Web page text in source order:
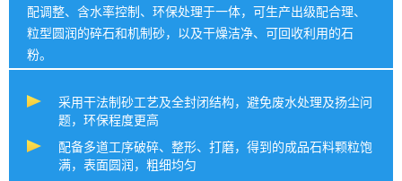
配调整、含水率控制、环保处理于一体，可生产出级配合理、
粒型圆润的碎石和机制砂，以及干燥洁净、可回收利用的石
粉。
采用干法制砂工艺及全封闭结构，避免废水处理及扬尘问
题，环保程度更高
配备多道工序破碎、整形、打磨，得到的成品石料颗粒饱
满，表面圆润，粗细均匀